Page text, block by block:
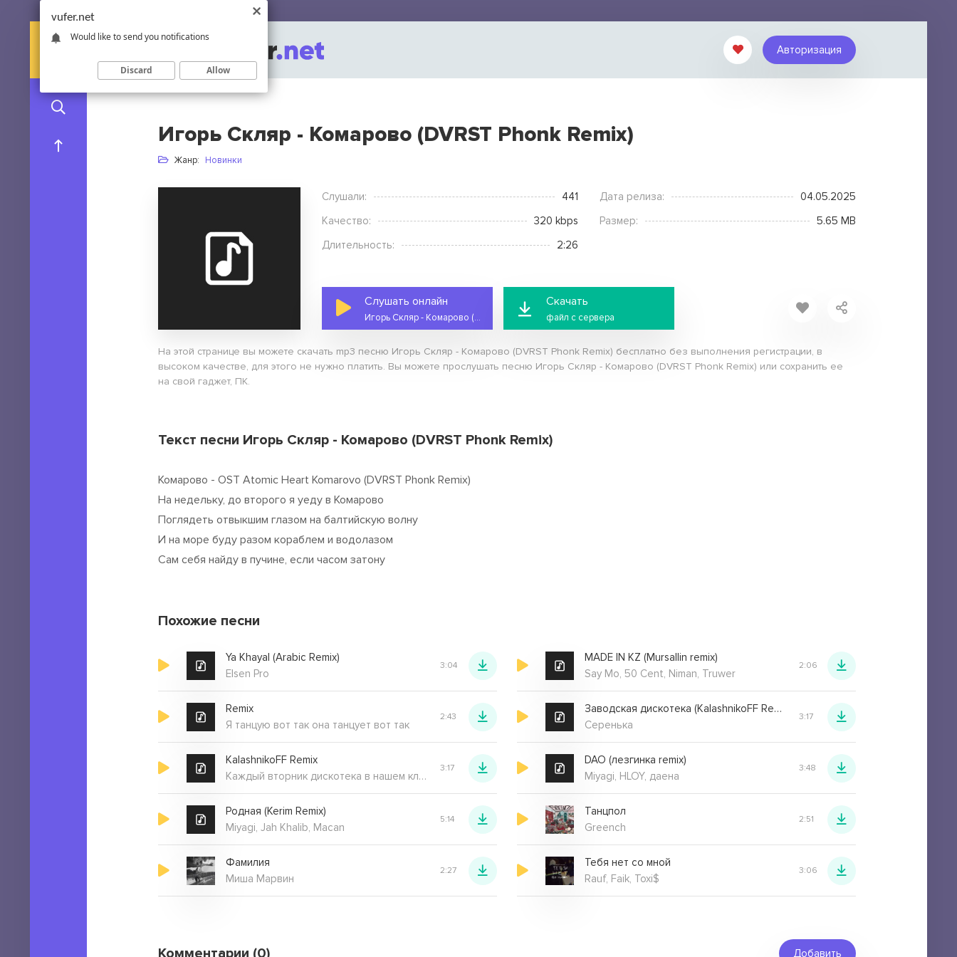
Авторизация
Игорь Скляр - Комарово (DVRST Phonk Remix)
Жанр: Новинки
Слушали: 441 Дата релиза:
04.05.2025
Качество:
320 kbps Размер:
5.65 MB
Длительность:
2:26
Слушать онлайн
Игорь Скляр - Комарово (DVRST Phonk Remix)
Скачать
файл с сервера
На этой странице вы можете скачать mp3 песню Игорь Скляр - Комарово (DVRST Phonk Remix) бесплатно без выполнения регистрации, в
высоком качестве, для этого не нужно платить. Вы можете прослушать песню Игорь Скляр - Комарово (DVRST Phonk Remix) или сохранить ее
на свой гаджет, ПК.
Текст песни Игорь Скляр - Комарово (DVRST Phonk Remix)
Комарово - OST Atomic Heart Komarovo (DVRST Phonk Remix)
На недельку, до второго я уеду в Комарово
Поглядеть отвыкшим глазом на балтийскую волну
И на море буду разом кораблем и водолазом
Сам себя найду в пучине, если часом затону
Похожие песни
Ya Khayal (Arabic Remix)
Elsen Pro
3:04
MADE IN KZ (Mursallin remix)
Say Mo, 50 Cent, Niman, Truwer
2:06
Remix
Я танцую вот так она танцует вот так
2:43
Заводская дискотека (KalashnikoFF Remix)
Серенька
3:17
KalashnikoFF Remix
Каждый вторник дискотека в нашем клубе заводском
3:17
DAO (лезгинка remix)
Miyagi, HLOY, даена
3:48
Родная (Kerim Remix)
Miyagi, Jah Khalib, Macan
5:14
Танцпол
Greench
2:51
Фамилия
Миша Марвин
2:27
Тебя нет со мной
Rauf, Faik, Toxi$
3:06
Комментарии (0) Добавить
vufer.net
Would like to send you notifications
Discard Allow